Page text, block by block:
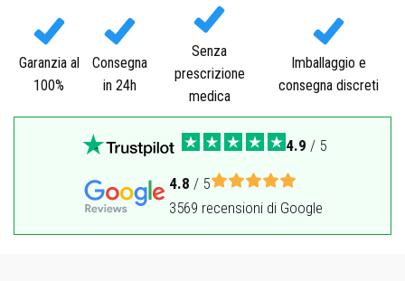
Garanzia al
100%
Consegna
in 24h
Senza
prescrizione
medica
Imballaggio e
consegna discreti
4.9 / 5
4.8 / 5
3569 recensioni di Google